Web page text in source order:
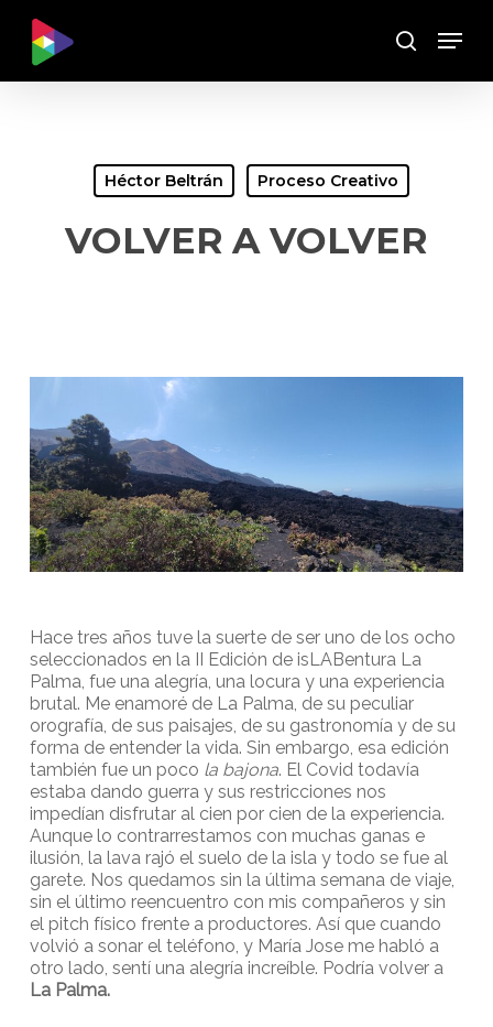
main
Buscar
Menu
Héctor Beltrán Proceso Creativo
VOLVER A VOLVER
Hace tres años tuve la suerte de ser uno de los ocho
seleccionados en la II Edición de isLABentura La
Palma, fue una alegría, una locura y una experiencia
brutal. Me enamoré de La Palma, de su peculiar
orografía, de sus paisajes, de su gastronomía y de su
forma de entender la vida. Sin embargo, esa edición
también fue un poco la bajona. El Covid todavía
estaba dando guerra y sus restricciones nos
impedían disfrutar al cien por cien de la experiencia.
Aunque lo contrarrestamos con muchas ganas e
ilusión, la lava rajó el suelo de la isla y todo se fue al
garete. Nos quedamos sin la última semana de viaje,
sin el último reencuentro con mis compañeros y sin
el pitch físico frente a productores. Así que cuando
volvió a sonar el teléfono, y María Jose me habló a
otro lado, sentí una alegría increíble. Podría volver a
La Palma.